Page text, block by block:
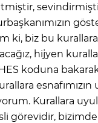
ki, biz bu kurallara
hijyen
koduna
esnafımızın
Kurallara
görevidir, bizimde